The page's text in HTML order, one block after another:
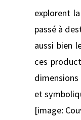
explorent
passé à
aussi bien
ces
et
[image: